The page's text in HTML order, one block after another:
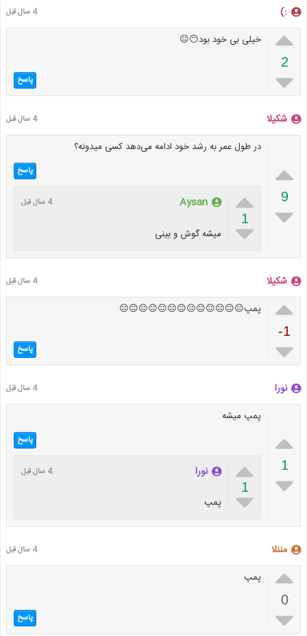
:) 4 سال قبل

2

خیلی بی خود بود😶😐
پاسخ
شکیلا 4 سال قبل

9

در طول عمر به رشد خود ادامه می‌دهد کسی میدونه؟
پاسخ

1

Aysan 4 سال قبل
میشه گوش و بینی
شکیلا 4 سال قبل

-1

پمپ😐😐😐😐😐😐😐😐😐😐😐😐😐
پاسخ
نورا 4 سال قبل

1

پمپ میشه
پاسخ

1

نورا 4 سال قبل
پمپ
مننلا 4 سال قبل

0

پمپ
پاسخ